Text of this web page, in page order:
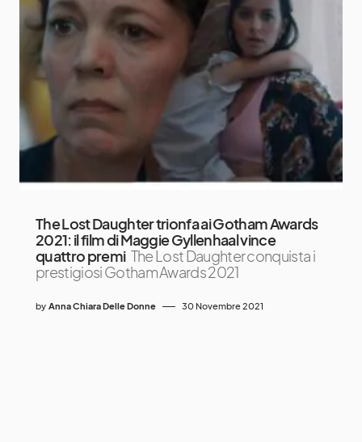
The Lost Daughter trionfa ai Gotham Awards
2021: il film di Maggie Gyllenhaal vince
quattro premi The Lost Daughter conquista i
prestigiosi Gotham Awards 2021
by Anna Chiara Delle Donne 30 Novembre 2021